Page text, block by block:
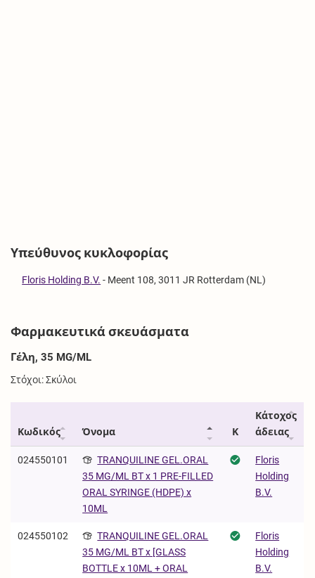
Υπεύθυνος κυκλοφορίας
Floris Holding B.V. - Meent 108, 3011 JR Rotterdam (NL)
Φαρμακευτικά σκευάσματα
Γέλη, 35 MG/ML
Στόχοι: Σκύλοι
Κωδικός Όνομα Κ
Κάτοχος
άδειας
024550101
TRANQUILINE GEL.ORAL
35 MG/ML BT x 1 PRE-FILLED
ORAL SYRINGE (HDPE) x
10ML
Floris
Holding
B.V.
024550102
TRANQUILINE GEL.ORAL
35 MG/ML BT x [GLASS
BOTTLE x 10ML + ORAL
Floris
Holding
B.V.